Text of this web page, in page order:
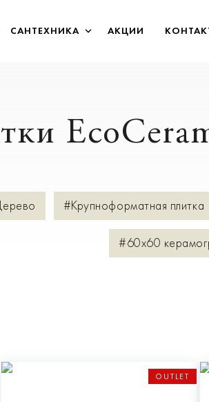
САНТЕХНИКА АКЦИИ
#Крупноформатная плитка
#60х60
OUTLET